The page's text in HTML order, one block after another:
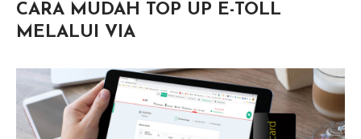
CARA MUDAH TOP UP E-TOLL
MELALUI VIA